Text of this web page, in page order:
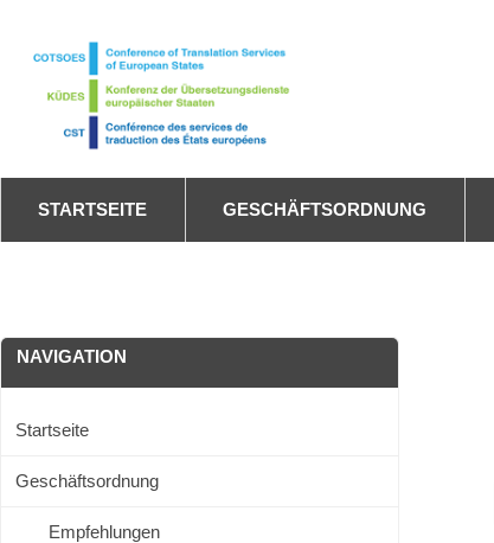
main
STARTSEITE GESCHÄFTSORDNUNG
NAVIGATION
Startseite
Geschäftsordnung
Empfehlungen